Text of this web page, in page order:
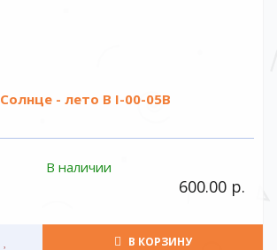
Солнце - лето В I-00-05B
В наличии
600.00 р.
В КОРЗИНУ